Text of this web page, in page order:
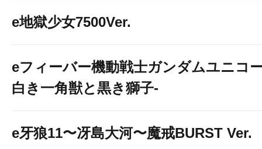
e地獄少女7500Ver.
eフィーバー機動戦士ガンダムユニコ
白き一角獣と黒き獅子-
e牙狼11〜冴島大河〜魔戒BURST Ver.